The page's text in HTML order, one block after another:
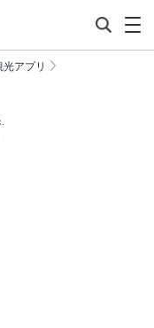
光アプリ